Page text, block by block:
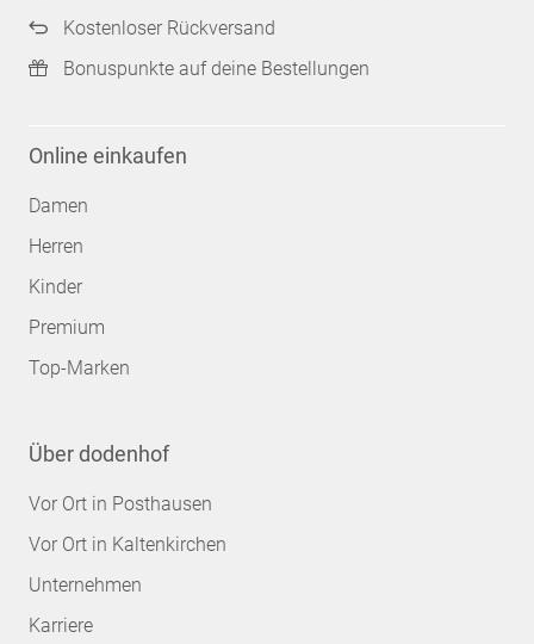
Kostenloser Rückversand
Bonuspunkte auf deine Bestellungen
Online einkaufen
Damen
Herren
Kinder
Premium
Top-Marken
Über dodenhof
Vor Ort in Posthausen
Vor Ort in Kaltenkirchen
Unternehmen
Karriere